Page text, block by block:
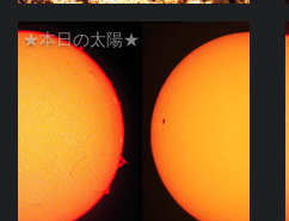
★本日の太陽★